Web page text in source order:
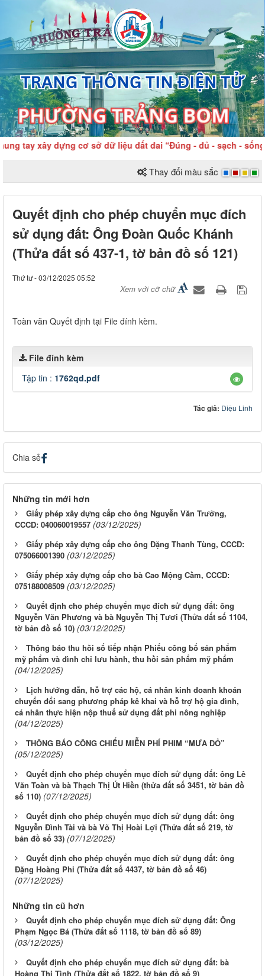
tay xây dựng cơ sở dữ liệu đất đai “Đúng - đủ - sạch -
Thay đổi màu sắc
Quyết định cho phép chuyển mục đích
sử dụng đất: Ông Đoàn Quốc Khánh
(Thửa đất số 437-1, tờ bản đồ số 121)
Thứ tư - 03/12/2025 05:52
Xem với cỡ chữ
Toàn văn Quyết định tại File đính kèm.
File đính kèm
Tập tin : 1762qd.pdf
Tác giả: Diệu Linh
Chia sẻ
Những tin mới hơn
Giấy phép xây dựng cấp cho ông Nguyễn Văn Trưởng,
CCCD: 040060019557 (03/12/2025)
Giấy phép xây dựng cấp cho ông Đặng Thanh Tùng, CCCD:
075066001390 (03/12/2025)
Giấy phép xây dựng cấp cho bà Cao Mộng Cầm, CCCD:
075188008509 (03/12/2025)
Quyết định cho phép chuyển mục đích sử dụng đất: ông
Nguyễn Văn Phương và bà Nguyễn Thị Tươi (Thửa đất số 1104,
tờ bản đồ số 10) (03/12/2025)
Thông báo thu hồi số tiếp nhận Phiếu công bố sản phẩm
mỹ phẩm và đình chỉ lưu hành, thu hồi sản phẩm mỹ phẩm
(04/12/2025)
Lịch hướng dẫn, hỗ trợ các hộ, cá nhân kinh doanh khoán
chuyển đổi sang phương pháp kê khai và hỗ trợ hộ gia đình,
cá nhân thực hiện nộp thuế sử dụng đất phi nông nghiệp
(04/12/2025)
THÔNG BÁO CÔNG CHIẾU MIỄN PHÍ PHIM “MƯA ĐỎ”
(05/12/2025)
Quyết định cho phép chuyển mục đích sử dụng đất: ông Lê
Văn Toàn và bà Thạch Thị Út Hiền (thửa đất số 3451, tờ bản đồ
số 110) (07/12/2025)
Quyết định cho phép chuyển mục đích sử dụng đất: ông
Nguyễn Đình Tài và bà Võ Thị Hoài Lợi (Thửa đất số 219, tờ
bản đồ số 33) (07/12/2025)
Quyết định cho phép chuyển mục đích sử dụng đất: ông
Đặng Hoàng Phi (Thửa đất số 4437, tờ bản đồ số 46)
(07/12/2025)
Những tin cũ hơn
Quyết định cho phép chuyển mục đích sử dụng đất: Ông
Phạm Ngọc Bá (Thửa đất số 1118, tờ bản đồ số 89)
(03/12/2025)
Quyết định cho phép chuyển mục đích sử dụng đất: bà
Hoàng Thị Tình (Thửa đất số 1822, tờ bản đồ số 9)